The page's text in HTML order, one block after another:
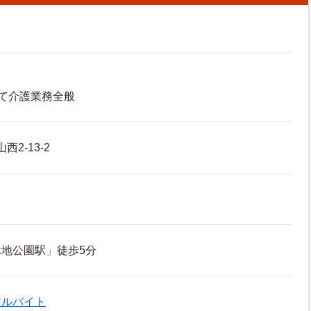
介護業務全般
西2-13-2
公園駅」徒歩5分
バイト